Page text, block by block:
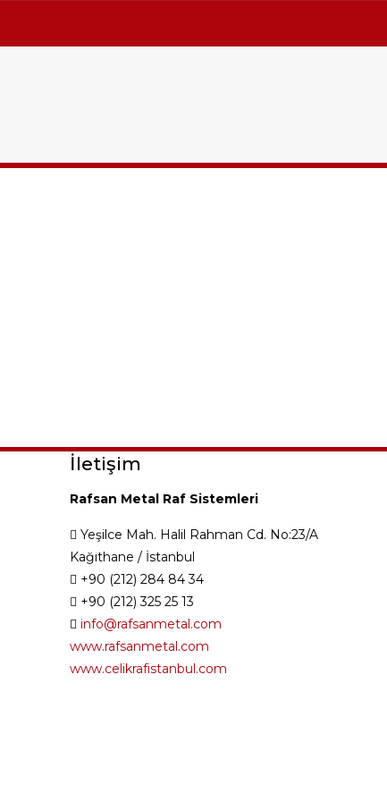
İletişim
Rafsan Metal Raf Sistemleri
Yeşilce Mah. Halil Rahman Cd. No:23/A
Kağıthane / İstanbul
+90 (212) 284 84 34
+90 (212) 325 25 13
info@rafsanmetal.com
www.rafsanmetal.com
www.celikrafistanbul.com